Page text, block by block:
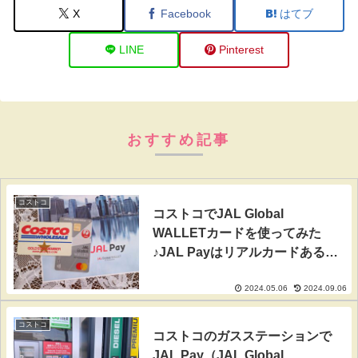
X Facebook はてブ
LINE Pinterest
おすすめ記事
コストコ
コストコでJAL Global
WALLETカードを使ってみた
♪JAL Payはリアルカードある方
2024.05.06 2024.09.06
コストコ
コストコのガスステーションで
JAL Pay（JAL Global